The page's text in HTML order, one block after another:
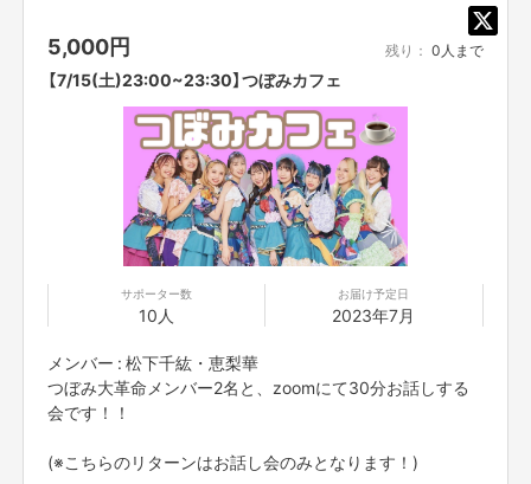
※プロジェクト本文の末尾に記載されている【ご支援にあた
ってのご注意事項】を必ずご一読ください。
5,000円 残り： 0人まで
【7/15(土)23:00~23:30】つぼみカフェ
サポーター数
10人
お届け予定日
2023年7月
メンバー : 松下千紘・恵梨華
つぼみ大革命メンバー2名と、zoomにて30分お話しする
会です！！
(※こちらのリターンはお話し会のみとなります！)